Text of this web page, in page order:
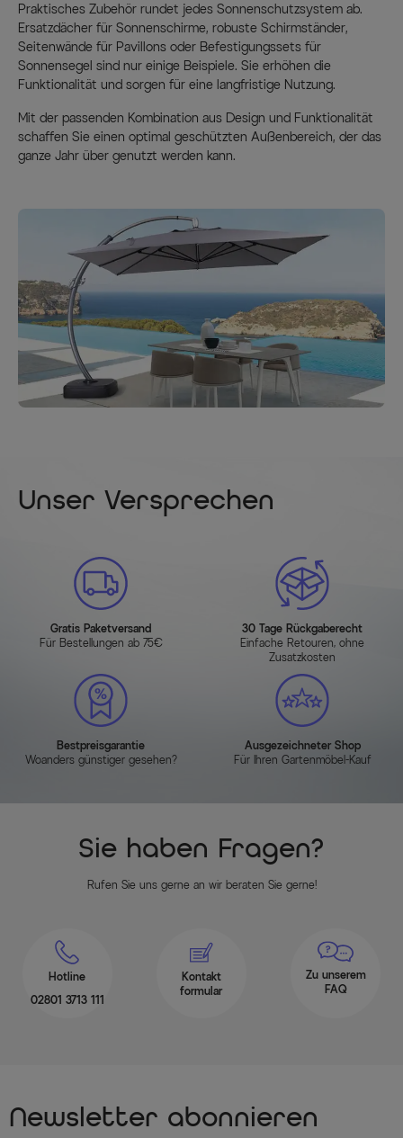
Praktisches Zubehör rundet jedes Sonnenschutzsystem ab.
Ersatzdächer für Sonnenschirme, robuste Schirmständer,
Seitenwände für Pavillons oder Befestigungssets für
Sonnensegel sind nur einige Beispiele. Sie erhöhen die
Funktionalität und sorgen für eine langfristige Nutzung.
Mit der passenden Kombination aus Design und Funktionalität
schaffen Sie einen optimal geschützten Außenbereich, der das
ganze Jahr über genutzt werden kann.
Unser Versprechen
Gratis Paketversand
Für Bestellungen ab 75€
30 Tage Rückgaberecht
Einfache Retouren, ohne
Zusatzkosten
Bestpreisgarantie
Woanders günstiger gesehen?
Ausgezeichneter Shop
Für Ihren Gartenmöbel-Kauf
Sie haben Fragen?
Rufen Sie uns gerne an wir beraten Sie gerne!
Hotline
02801 3713 111
Kontakt
formular
Zu unserem
FAQ
Newsletter abonnieren